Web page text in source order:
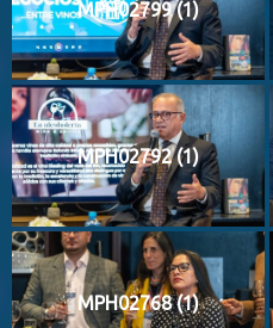
MPH02799 (1)
MPH02792 (1)
MPH02768 (1)